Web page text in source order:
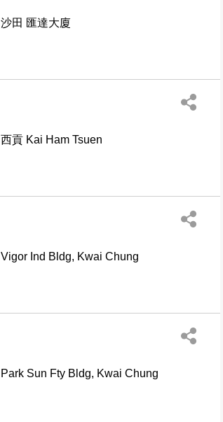
沙田 匯達大廈
西貢 Kai Ham Tsuen
Vigor Ind Bldg, Kwai Chung
Park Sun Fty Bldg, Kwai Chung